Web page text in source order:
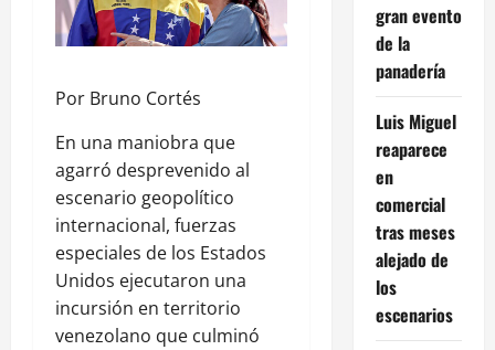
Por Bruno Cortés
En una maniobra que
agarró desprevenido al
escenario geopolítico
internacional, fuerzas
especiales de los Estados
Unidos ejecutaron una
incursión en territorio
venezolano que culminó
gran evento
de la
panadería
Luis Miguel
reaparece
en
comercial
tras meses
alejado de
los
escenarios